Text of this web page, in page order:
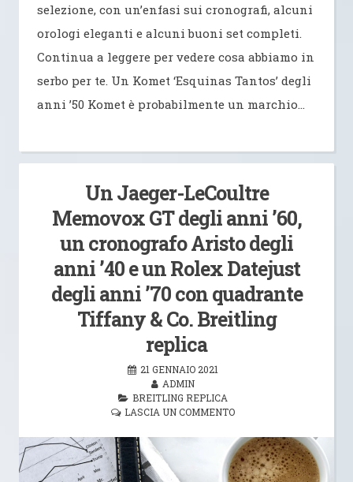
selezione, con un’enfasi sui cronografi, alcuni
orologi eleganti e alcuni buoni set completi.
Continua a leggere per vedere cosa abbiamo in
serbo per te. Un Komet ‘Esquinas Tantos’ degli
anni ’50 Komet è probabilmente un marchio…
Un Jaeger-LeCoultre
Memovox GT degli anni ’60,
un cronografo Aristo degli
anni ’40 e un Rolex Datejust
degli anni ’70 con quadrante
Tiffany & Co. Breitling
replica
21 GENNAIO 2021
ADMIN
BREITLING REPLICA
LASCIA UN COMMENTO